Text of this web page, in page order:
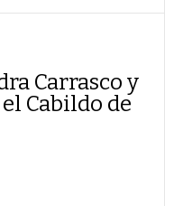
Carrasco y
Cabildo de